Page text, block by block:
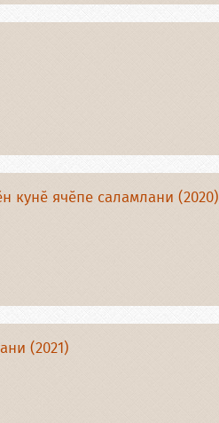
кунӗ ячӗпе саламлани (2020)
(2021)